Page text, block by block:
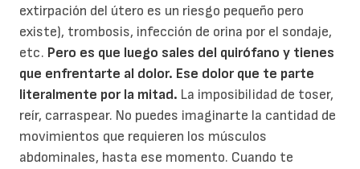
extirpación del útero es un riesgo pequeño pero
existe), trombosis, infección de orina por el sondaje,
etc. Pero es que luego sales del quirófano y tienes
que enfrentarte al dolor. Ese dolor que te parte
literalmente por la mitad. La imposibilidad de toser,
reír, carraspear. No puedes imaginarte la cantidad de
movimientos que requieren los músculos
abdominales, hasta ese momento. Cuando te